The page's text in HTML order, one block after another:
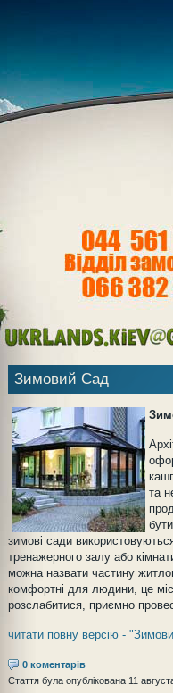
Зимовий Сад
та
зимові сади
тренажерного залу або
можна назвати частину
комфортні для людини, це
розслабитися, приємно
читати повну версію -
0 коментарів
Стаття була опублікована 11